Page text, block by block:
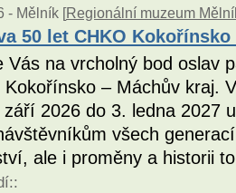
- Mělník [Regionální muzeum
50 let CHKO
Vás na vrcholný bod oslav
Kokořínsko – Máchův kraj.
2026 do 3. ledna 2027
všech
ale i proměny a historii
::